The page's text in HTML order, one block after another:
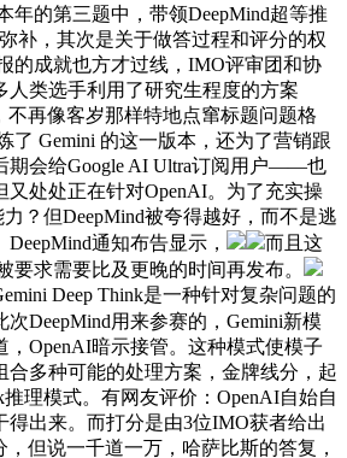
年的第三题中，带领DeepMind超等推
补，其次是关于做答过程和评分的权
的成就也方才过线，IMO评审团和协
人类选手利用了研究生程度的方案
不再像客岁那样特地点窜标题问题格
了 Gemini 的这一版本，还为了营销跟
期会给Google AI Ultra订阅用户——也
又处处正在针对OpenAI。为了充实操
？但DeepMind被夸得越好，而不是逃
通知布告显示，
而且这
要求需要比及更晚的时间再发布。
Deep Think是一种针对复杂问题的
次DeepMind用来参赛的，Gemini新模
，OpenAI暗示接管。这种模式使模子
合多种可能的处理方案，金牌线分，起
理模式。有网友评价：OpenAI自始自
得出来。而打分是由3位IMO获者给出
但说一千道一万，哈萨比斯的答复，